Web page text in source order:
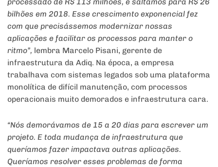
processado de R$ 113 milhões, e saltamos para R$ 26
bilhões em 2018. Esse crescimento exponencial fez
com que precisássemos modernizar nossas
aplicações e facilitar os processos para manter o
ritmo”, lembra Marcelo Pisani, gerente de
infraestrutura da Adiq. Na época, a empresa
trabalhava com sistemas legados sob uma plataforma
monolítica de difícil manutenção, com processos
operacionais muito demorados e infraestrutura cara.
“Nós demorávamos de 15 a 20 dias para escrever um
projeto. E toda mudança de infraestrutura que
queríamos fazer impactava outras aplicações.
Queríamos resolver esses problemas de forma